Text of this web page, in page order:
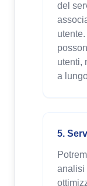
del
utenti,
a
5.
analisi